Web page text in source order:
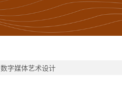
数字媒体艺术设计